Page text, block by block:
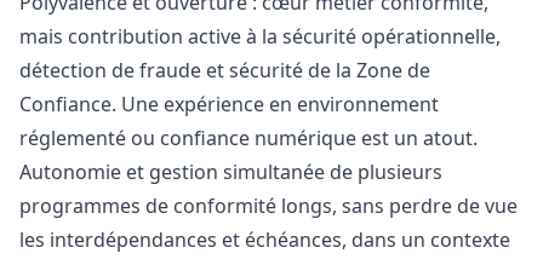
mais contribution active à la sécurité opérationnelle,
détection de fraude et sécurité de la Zone de
Confiance. Une expérience en environnement
réglementé ou confiance numérique est un atout.
Autonomie et gestion simultanée de plusieurs
programmes de conformité longs, sans perdre de vue
les interdépendances et échéances, dans un contexte